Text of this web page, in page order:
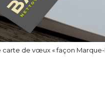
carte de vœux « façon